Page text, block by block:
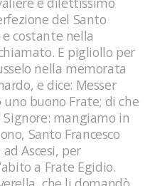
del Santo
costante nella
E pigliollo per
nella memorata
e dice: Messer
buono Frate; di che
mangiamo in
Santo Francesco
Ascesi, per
a Frate Egidio.